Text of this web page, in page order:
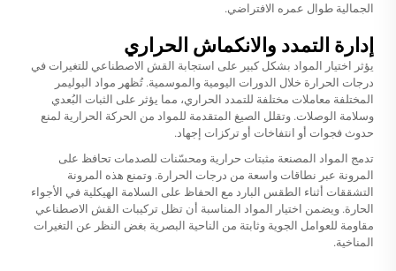
الجمالية طوال عمره الافتراضي.
إدارة التمدد والانكماش الحراري
يؤثر اختيار المواد بشكل كبير على استجابة القش الاصطناعي للتغيرات في
درجات الحرارة خلال الدورات اليومية والموسمية. تُظهر مواد البوليمر
المختلفة معاملات مختلفة للتمدد الحراري، مما يؤثر على الثبات البُعدي
وسلامة الوصلات. وتقلل الصيغ المتقدمة للمواد من الحركة الحرارية لمنع
حدوث فجوات أو انتفاخات أو تركزات إجهاد.
تدمج المواد المصنعة مثبتات حرارية ومحسّنات للصدمات تحافظ على
المرونة عبر نطاقات واسعة من درجات الحرارة. وتمنع هذه المرونة
التشققات أثناء الطقس البارد مع الحفاظ على السلامة الهيكلية في الأجواء
الحارة. ويضمن اختيار المواد المناسبة أن تظل تركيبات القش الاصطناعي
مقاومة للعوامل الجوية وثابتة من الناحية البصرية بغض النظر عن التغيرات
المناخية.